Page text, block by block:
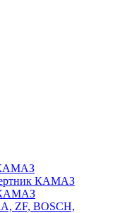
КАМАЗ
ZF, BOSCH,